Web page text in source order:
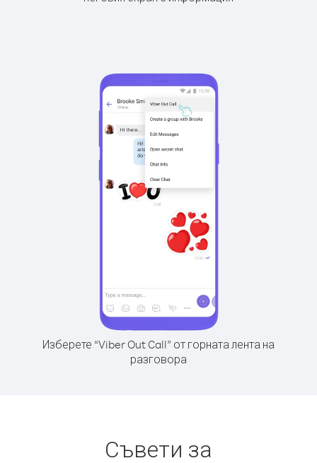
Изберете “Viber Out Call” от горната лента на
разговора
Съвети за